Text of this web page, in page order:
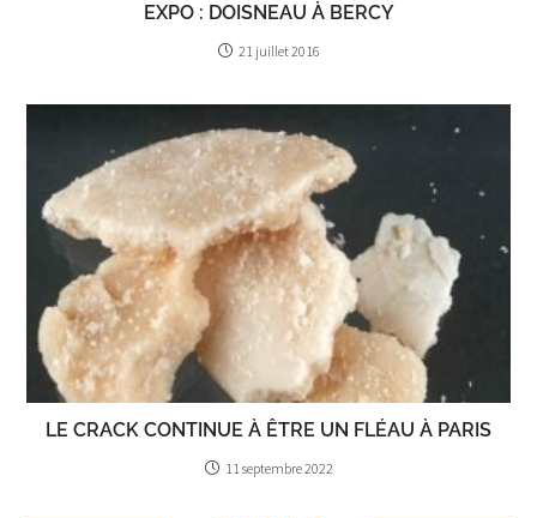
EXPO : DOISNEAU À BERCY
21 juillet 2016
LE CRACK CONTINUE À ÊTRE UN FLÉAU À PARIS
11 septembre 2022